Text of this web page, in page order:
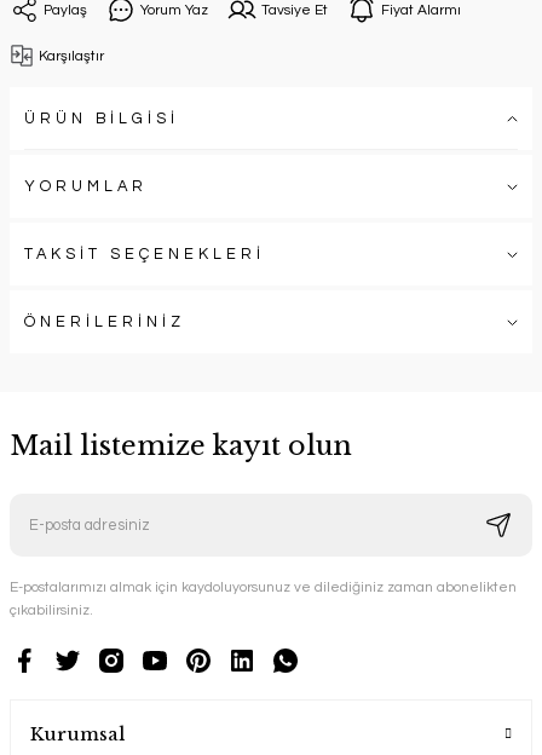
Paylaş Yorum Yaz Tavsiye Et Fiyat Alarmı
Karşılaştır
ÜRÜN BİLGİSİ
YORUMLAR
TAKSİT SEÇENEKLERİ
ÖNERİLERİNİZ
Mail listemize kayıt olun
E-postalarımızı almak için kaydoluyorsunuz ve dilediğiniz zaman abonelikten
çıkabilirsiniz.
Kurumsal